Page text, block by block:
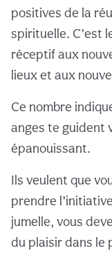
positives de la
spirituelle. C’est
réceptif aux
lieux et aux
Ce nombre
anges te guident
épanouissant.
Ils veulent que
prendre
jumelle, vous
du plaisir dans le